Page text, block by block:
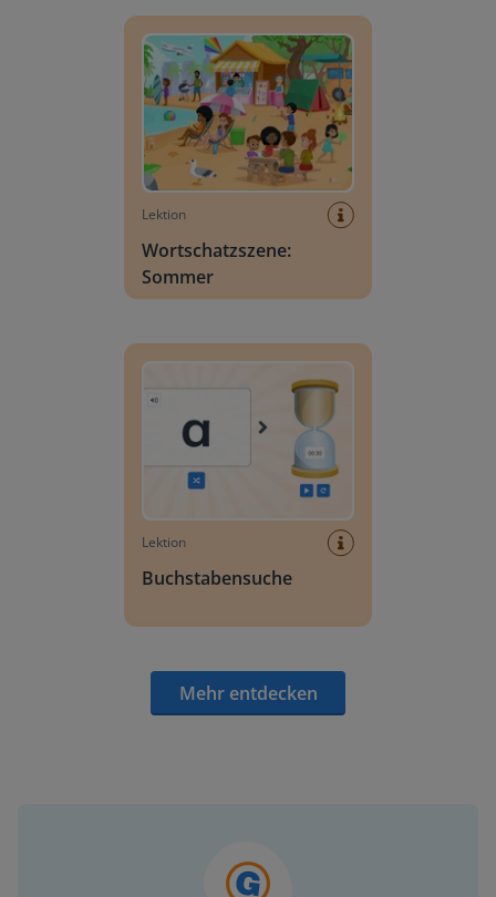
Lektion
Wortschatzszene:
Sommer
Lektion
Buchstabensuche
Mehr entdecken